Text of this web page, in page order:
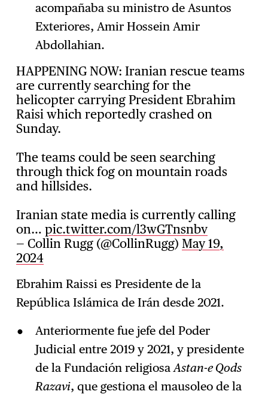
acompañaba su ministro de Asuntos
Exteriores, Amir Hossein Amir
Abdollahian.
HAPPENING NOW: Iranian rescue teams
are currently searching for the
helicopter carrying President Ebrahim
Raisi which reportedly crashed on
Sunday.
The teams could be seen searching
through thick fog on mountain roads
and hillsides.
Iranian state media is currently calling
on…pic.twitter.com/l3wGTnsnbv
— Collin Rugg (@CollinRugg)May 19,
2024
Ebrahim Raissi es Presidente de la
República Islámica de Irán desde 2021.
Anteriormente fue jefe del Poder
Judicial entre 2019 y 2021, y presidente
de la Fundación religiosaAstan-e Qods
Razavi, que gestiona el mausoleo de la